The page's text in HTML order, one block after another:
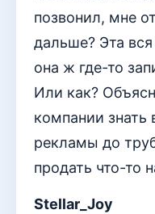
позвонил, мне
дальше? Эта
она ж где-то
Или как?
компании знать
рекламы до
продать что-то
Stellar_Joy